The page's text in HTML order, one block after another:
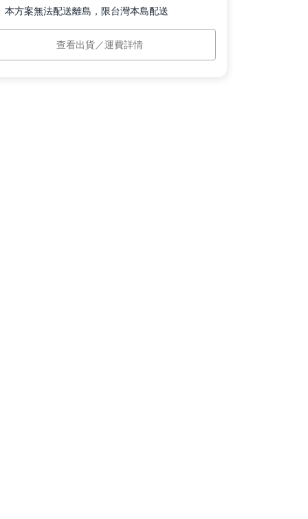
本方案無法配送離島，限台灣本島配送
運費
$50(滿 $990 免運)
現貨商品訂單付款完成後 5 個工作日
內，依訂單順序出貨。預購商品將依實
查看出貨／運費詳情